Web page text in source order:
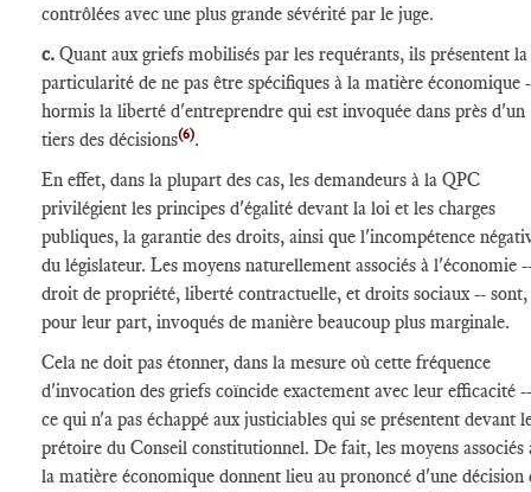
contrôlées avec une plus grande sévérité par le juge.
c. Quant aux griefs mobilisés par les requérants, ils présentent la
particularité de ne pas être spécifiques à la matière économique
hormis la liberté d'entreprendre qui est invoquée dans près d'un
tiers des décisions(6).
En effet, dans la plupart des cas, les demandeurs à la QPC
privilégient les principes d'égalité devant la loi et les charges
publiques, la garantie des droits, ainsi que l'incompétence
du législateur. Les moyens naturellement associés à l'économie
droit de propriété, liberté contractuelle, et droits sociaux -- sont,
pour leur part, invoqués de manière beaucoup plus marginale.
Cela ne doit pas étonner, dans la mesure où cette fréquence
d'invocation des griefs coïncide exactement avec leur efficacité --
ce qui n'a pas échappé aux justiciables qui se présentent devant
prétoire du Conseil constitutionnel. De fait, les moyens associés
la matière économique donnent lieu au prononcé d'une décision